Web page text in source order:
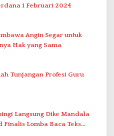
1 Februari 2024
Angin Segar untuk
Hak yang Sama
Tunjangan Profesi Guru
Finalis Lomba Baca Teks
di Bali